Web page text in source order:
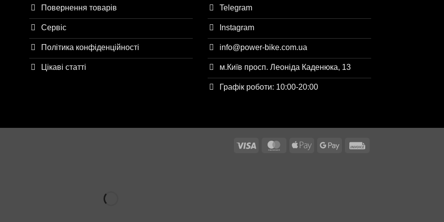
Повернення товарів
Сервіс
Політика конфіденційності
Цікаві статті
Telegram
Instagram
info@power-bike.com.ua
м.Київ просп. Леоніда Каденюка, 13
Графік роботи: 10:00-20:00
Visa MasterCardApple
Google